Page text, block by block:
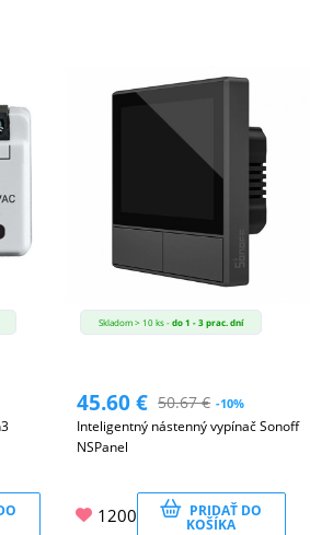
Skladom > 10 ks -do 1 - 3 prac. dní
45.60€ 50.67€ -10%
Inteligentný nástenný vypínač Sonoff
NSPanel
1200 PRIDAŤ DO
KOŠÍKA